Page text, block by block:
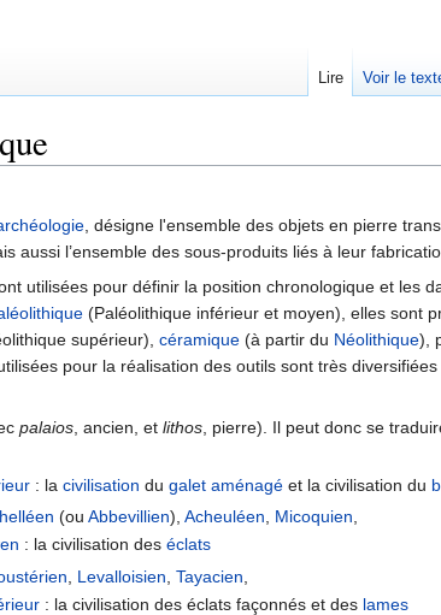
, désigne l'ensemble des objets en pierre
aussi l’ensemble des sous-produits liés à leur
utilisées pour définir la position chronologique et les
(Paléolithique inférieur et moyen), elles sont
supérieur), céramique (à partir du Néolithique),
pour la réalisation des outils sont très diversifiées
palaios , ancien, etlithos , pierre). Il peut donc se
: la civilisation du galet aménagéet la civilisation du
(ouAbbevillien),Acheuléen Micoquien
: la civilisation des éclats
Levalloisien ,Tayacien
: la civilisation des éclats façonnés et des lames
Lire Voir le